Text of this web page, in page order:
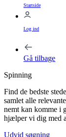
Startside
Log ind
Gå tilbage
Spinning
Find de bedste
samlet alle
nemt kan komme i
hjælper vi dig med
Udvid søgning